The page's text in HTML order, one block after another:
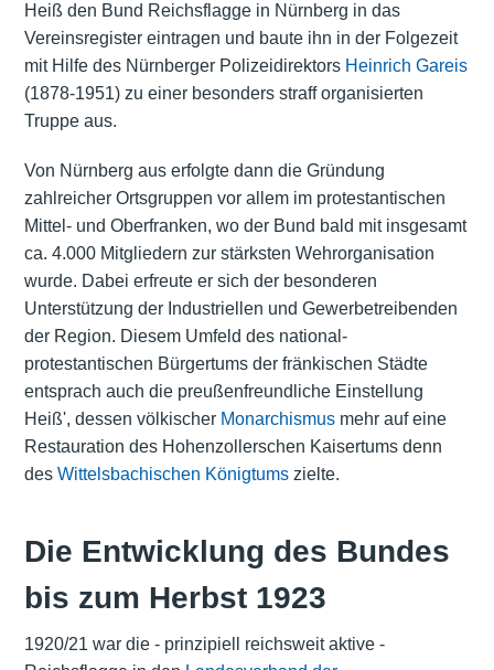
Heiß den Bund Reichsflagge in Nürnberg in das
Vereinsregister eintragen und baute ihn in der Folgezeit
mit Hilfe des Nürnberger Polizeidirektors Heinrich Gareis
(1878-1951) zu einer besonders straff organisierten
Truppe aus.
Von Nürnberg aus erfolgte dann die Gründung
zahlreicher Ortsgruppen vor allem im protestantischen
Mittel- und Oberfranken, wo der Bund bald mit insgesamt
ca. 4.000 Mitgliedern zur stärksten Wehrorganisation
wurde. Dabei erfreute er sich der besonderen
Unterstützung der Industriellen und Gewerbetreibenden
der Region. Diesem Umfeld des national-
protestantischen Bürgertums der fränkischen Städte
entsprach auch die preußenfreundliche Einstellung
Heiß', dessen völkischer Monarchismusmehr auf eine
Restauration des Hohenzollerschen Kaisertums denn
des Wittelsbachischen Königtumszielte.
Die Entwicklung des Bundes
bis zum Herbst 1923
1920/21 war die - prinzipiell reichsweit aktive -